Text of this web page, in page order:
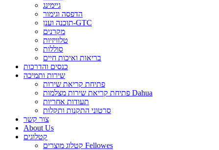
גיימינג
הדפסה וגימור
תוכנה וענן-GTC
מקרנים
טלוויזיות
סוללות
בריאות ואיכות חיים
כנסים והדרכות
שירות ותמיכה
פתיחת קריאת שירות
פתיחת קריאת שירות מצלמות Dahua
תעודות אחריות
סרטוני התקנות ותקלות
צור קשר
About Us
קטלוגים
קטלוג מוצרים Fellowes